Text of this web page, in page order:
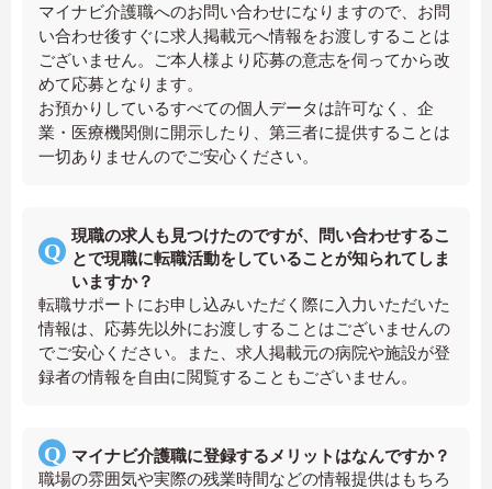
マイナビ介護職へのお問い合わせになりますので、お問
い合わせ後すぐに求人掲載元へ情報をお渡しすることは
ございません。ご本人様より応募の意志を伺ってから改
めて応募となります。
お預かりしているすべての個人データは許可なく、企
業・医療機関側に開示したり、第三者に提供することは
一切ありませんのでご安心ください。
現職の求人も見つけたのですが、問い合わせするこ
とで現職に転職活動をしていることが知られてしま
いますか？
転職サポートにお申し込みいただく際に入力いただいた
情報は、応募先以外にお渡しすることはございませんの
でご安心ください。また、求人掲載元の病院や施設が登
録者の情報を自由に閲覧することもございません。
マイナビ介護職に登録するメリットはなんですか？
職場の雰囲気や実際の残業時間などの情報提供はもちろ